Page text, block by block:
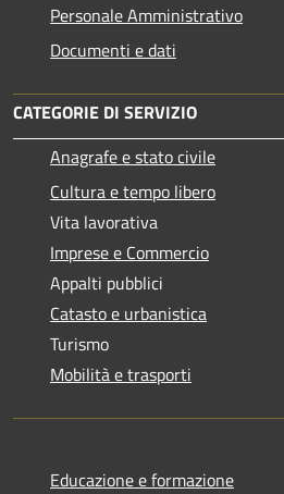
Personale Amministrativo
Documenti e dati
CATEGORIE DI SERVIZIO
Anagrafe e stato civile
Cultura e tempo libero
Vita lavorativa
Imprese e Commercio
Appalti pubblici
Catasto e urbanistica
Turismo
Mobilità e trasporti
Educazione e formazione